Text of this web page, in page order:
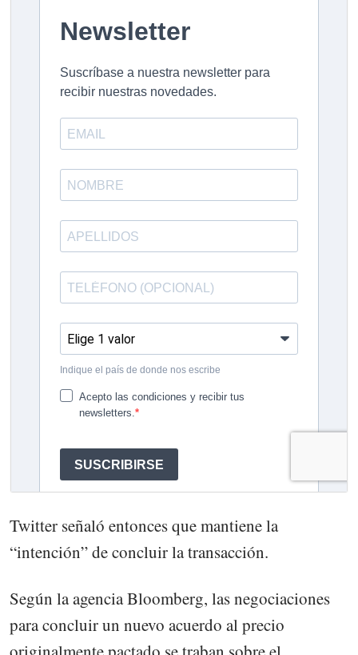
Twitter señaló entonces que mantiene la
“intención” de concluir la transacción.
Según la agencia Bloomberg, las negociaciones
para concluir un nuevo acuerdo al precio